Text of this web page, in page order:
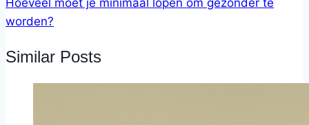
Hoeveel moet je minimaal lopen om gezonder te
worden?
Similar Posts